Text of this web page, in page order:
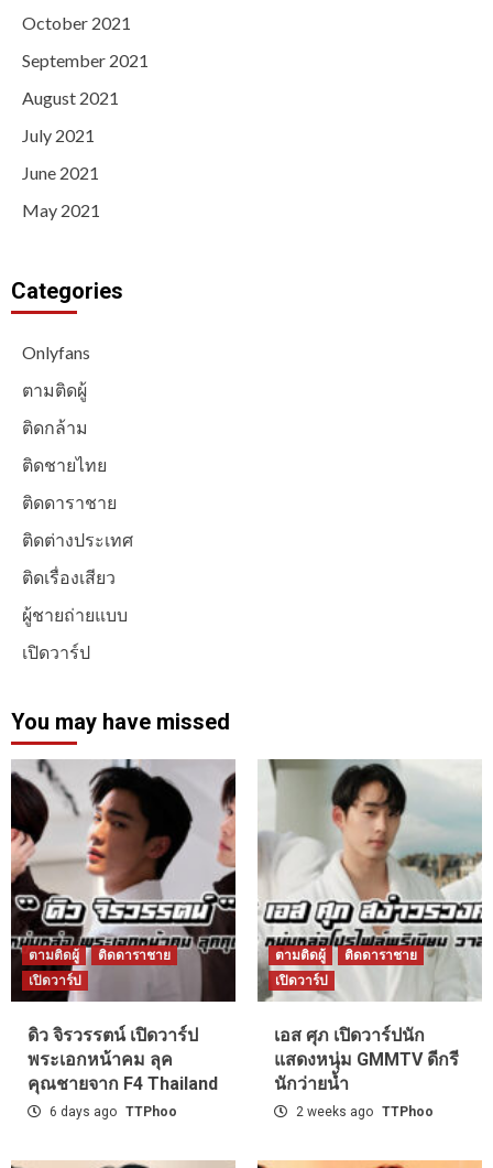
October 2021
September 2021
August 2021
July 2021
June 2021
May 2021
Categories
Onlyfans
ตามติดผู้
ติดกล้าม
ติดชายไทย
ติดดาราชาย
ติดต่างประเทศ
ติดเรื่องเสียว
ผู้ชายถ่ายแบบ
เปิดวาร์ป
You may have missed
ตามติดผู้
ติดดาราชาย
เปิดวาร์ป
ดิว จิรวรรตน์ เปิดวาร์ป
พระเอกหน้าคม ลุค
คุณชายจาก F4 Thailand
6 days ago TTPhoo
ตามติดผู้
ติดดาราชาย
เปิดวาร์ป
เอส ศุภ เปิดวาร์ปนัก
แสดงหนุ่ม GMMTV ดีกรี
นักว่ายน้ำ
2 weeks ago TTPhoo